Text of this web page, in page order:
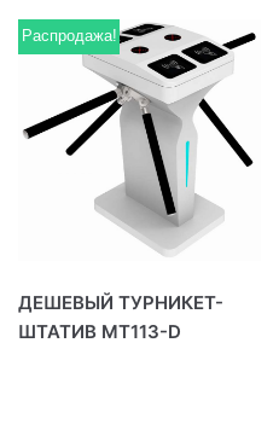
Распродажа!
ДЕШЕВЫЙ ТУРНИКЕТ-
ШТАТИВ MT113-D